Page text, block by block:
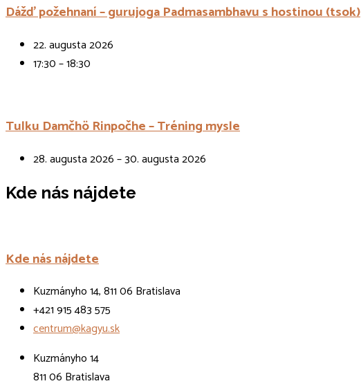
Dážď požehnaní – gurujoga Padmasambhavu s hostinou (tsok)
22. augusta 2026
17:30 – 18:30
Tulku Damčhö Rinpočhe – Tréning mysle
28. augusta 2026 – 30. augusta 2026
Kde nás nájdete
Kde nás nájdete
Kuzmányho 14, 811 06 Bratislava
+421 915 483 575
centrum@kagyu.sk
Kuzmányho 14
811 06 Bratislava